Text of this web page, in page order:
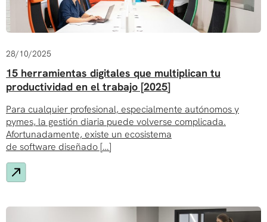
28/10/2025
15 herramientas digitales que multiplican tu
productividad en el trabajo [2025]
Para cualquier profesional, especialmente autónomos y
pymes, la gestión diaria puede volverse complicada.
Afortunadamente, existe un ecosistema
de software diseñado […]